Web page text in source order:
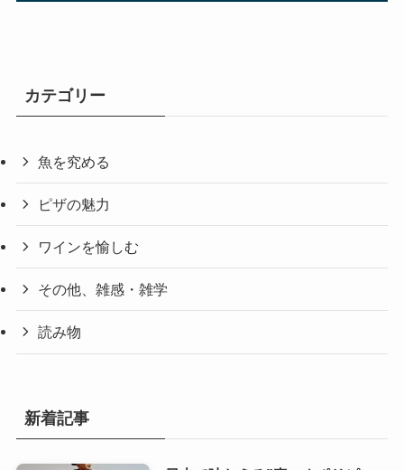
カテゴリー
魚を究める
ピザの魅力
ワインを愉しむ
その他、雑感・雑学
読み物
新着記事